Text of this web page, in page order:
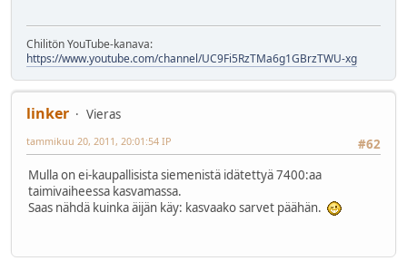
Chilitön YouTube-kanava:
https://www.youtube.com/channel/UC9Fi5RzTMa6g1GBrzTWU-xg
linker
Vieras
#62
tammikuu 20, 2011, 20:01:54 IP
Mulla on ei-kaupallisista siemenistä idätettyä 7400:aa
taimivaiheessa kasvamassa.
Saas nähdä kuinka äijän käy: kasvaako sarvet päähän.